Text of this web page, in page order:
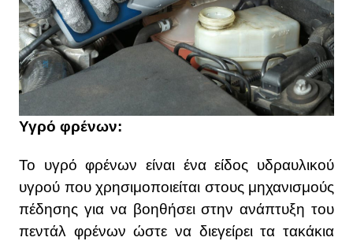
Υγρό φρένων:
Το υγρό φρένων είναι ένα είδος υδραυλικού
υγρού που χρησιμοποιείται στους μηχανισμούς
πέδησης για να βοηθήσει στην ανάπτυξη του
πεντάλ φρένων ώστε να διεγείρει τα τακάκια